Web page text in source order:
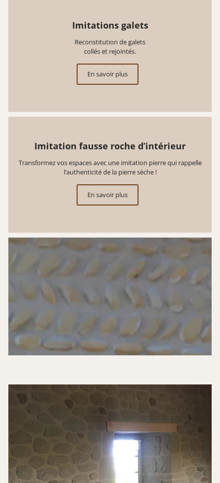
Imitations galets
Reconstitution de galets
collés et rejointés.
En savoir plus
Imitation fausse roche d’intérieur
Transformez vos espaces avec une imitation pierre qui rappelle
l’authenticité de la pierre sèche !
En savoir plus